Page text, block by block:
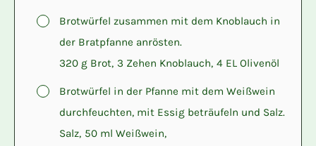
▢
Brotwürfel zusammen mit dem Knoblauch in
der Bratpfanne anrösten.
320 g Brot, 3 Zehen Knoblauch, 4 EL Olivenöl
▢
Brotwürfel in der Pfanne mit dem Weißwein
durchfeuchten, mit Essig beträufeln und Salz.
Salz, 50 ml Weißwein,